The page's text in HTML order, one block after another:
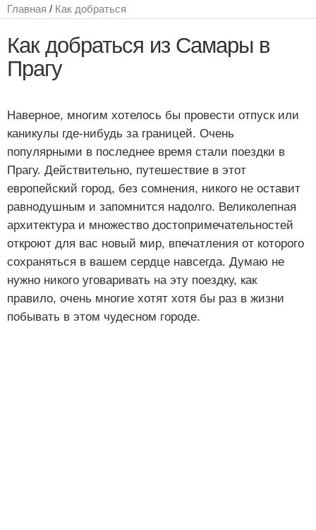
Главная / Как добраться
Как добраться из Самары в
Прагу
Наверное, многим хотелось бы провести отпуск или
каникулы где-нибудь за границей. Очень
популярными в последнее время стали поездки в
Прагу. Действительно, путешествие в этот
европейский город, без сомнения, никого не оставит
равнодушным и запомнится надолго. Великолепная
архитектура и множество достопримечательностей
откроют для вас новый мир, впечатления от которого
сохраняться в вашем сердце навсегда. Думаю не
нужно никого уговаривать на эту поездку, как
правило, очень многие хотят хотя бы раз в жизни
побывать в этом чудесном городе.